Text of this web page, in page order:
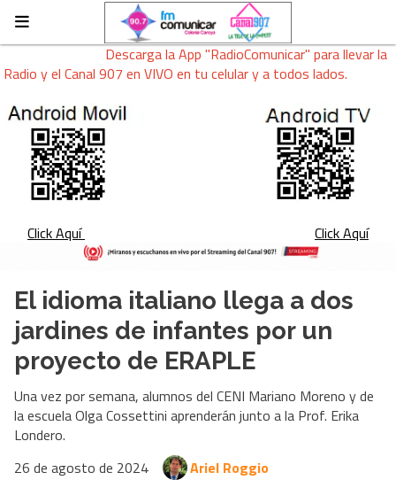
Descarga la App "RadioComunicar" para llevar la
Radio y el Canal 907 en VIVO en tu celular y a todos lados.
Click Aquí Click Aquí
El idioma italiano llega a dos
jardines de infantes por un
proyecto de ERAPLE
Una vez por semana, alumnos del CENI Mariano Moreno y de
la escuela Olga Cossettini aprenderán junto a la Prof. Erika
Londero.
26 de agosto de 2024
Ariel Roggio